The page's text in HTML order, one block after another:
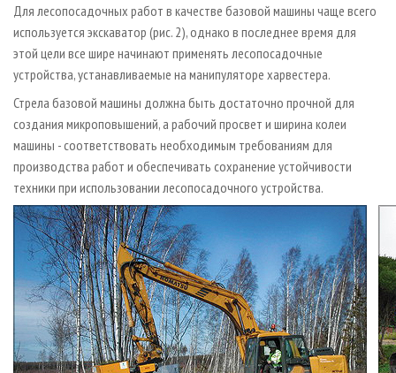
Для лесопосадочных работ в качестве базовой машины чаще всего
используется экскаватор (рис. 2), однако в последнее время для
этой цели все шире начинают применять лесопосадочные
устройства, устанавливаемые на манипуляторе харвестера.
Стрела базовой машины должна быть достаточно прочной для
создания микроповышений, а рабочий просвет и ширина колеи
машины - соответствовать необходимым требованиям для
производства работ и обеспечивать сохранение устойчивости
техники при использовании лесопосадочного устройства.